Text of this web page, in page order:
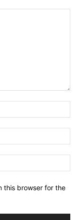
this browser for the